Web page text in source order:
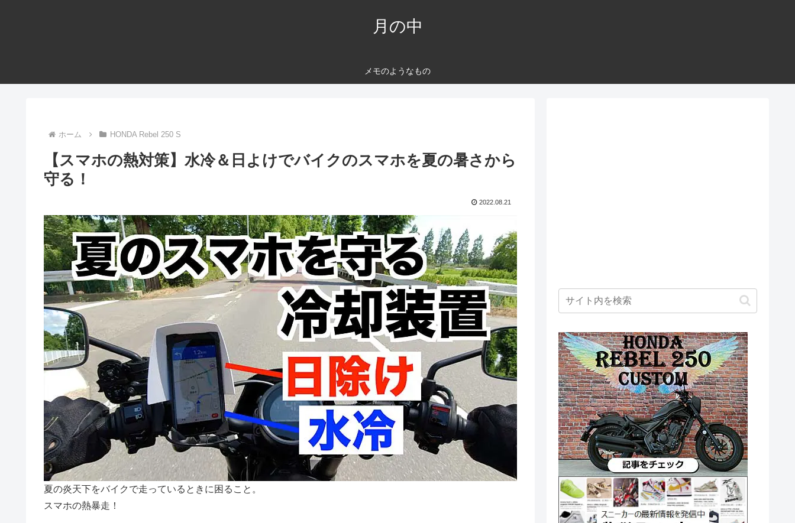
月の中
メモのようなもの
ホーム HONDA Rebel 250 S
【スマホの熱対策】水冷＆日よけでバイクのスマホを夏の暑さから
守る！
2022.08.21
夏の炎天下をバイクで走っているときに困ること。
スマホの熱暴走！